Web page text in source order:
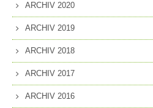
ARCHIV 2020
ARCHIV 2019
ARCHIV 2018
ARCHIV 2017
ARCHIV 2016